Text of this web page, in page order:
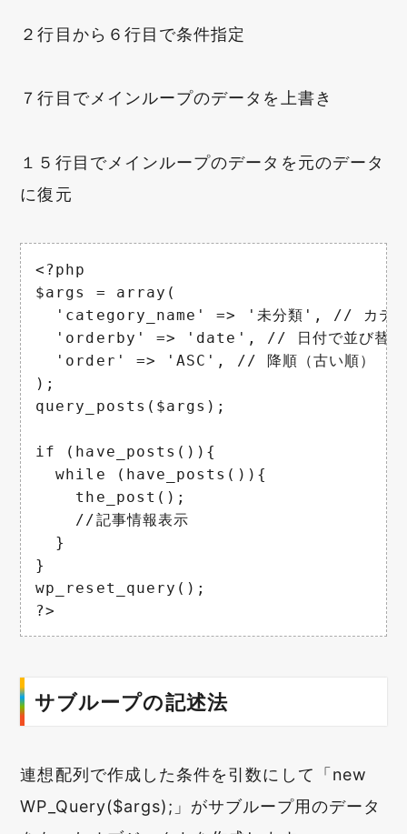
２行目から６行目で条件指定
７行目でメインループのデータを上書き
１５行目でメインループのデータを元のデータ
に復元
<?php
$args = array(
'category_name' => '未分類', // カテゴ
  'orderby' => 'date', // 日付で並び替え
  'order' => 'ASC', // 降順（古い順）
);
query_posts($args);
if (have_posts()){
  while (have_posts()){
    the_post();
    //記事情報表示
  }
}
wp_reset_query();
?>
サブループの記述法
連想配列で作成した条件を引数にして「 new
WP_Query($args); 」がサブループ用のデータ